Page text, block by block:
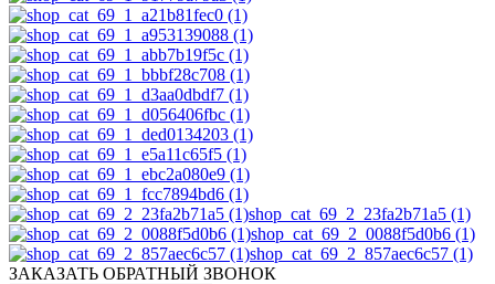
shop_cat_69_2_23fa2b71a5 (1)
shop_cat_69_2_0088f5d0b6 (1)
shop_cat_69_2_857aec6c57 (1)
ЗАКАЗАТЬ ОБРАТНЫЙ ЗВОНОК